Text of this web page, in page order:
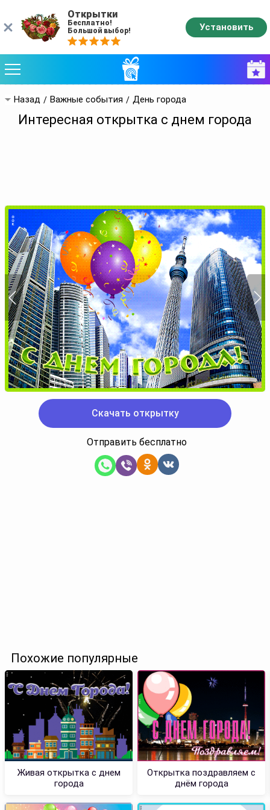
Назад Важные события День города
Интересная открытка с днем города
Скачать открытку
Отправить бесплатно
Похожие популярные
Живая открытка с днем
города
Открытка поздравляем с
днём города
Открытки
Бесплатно!
Большой выбор!
Установить